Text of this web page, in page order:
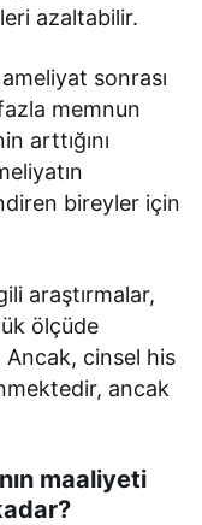
azaltabilir.
sonrası
memnun
arttığını
bireyler için
araştırmalar,
ölçüde
cinsel his
ancak
maaliyeti